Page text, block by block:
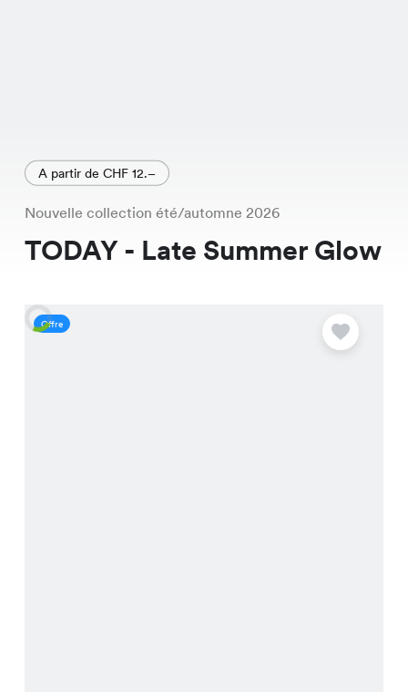
A partir de CHF 12.–
Nouvelle collection été/automne 2026
TODAY - Late Summer Glow
Offre